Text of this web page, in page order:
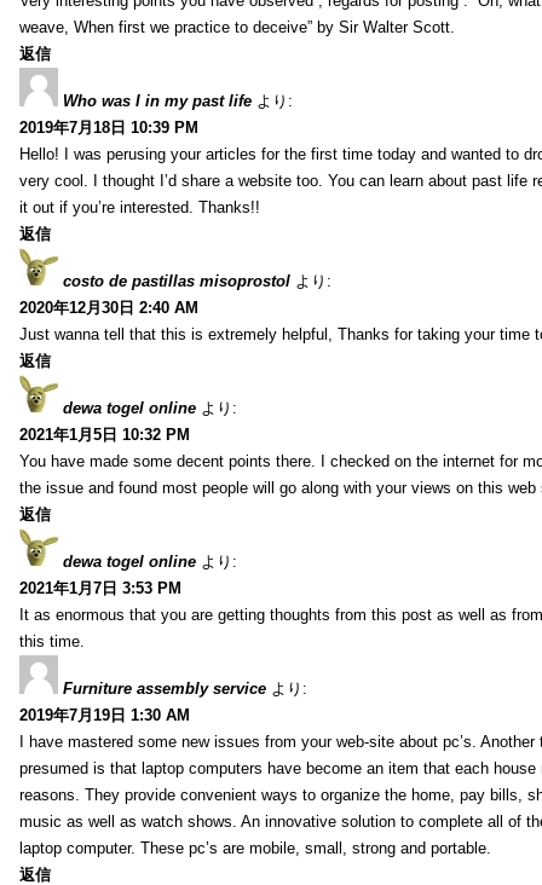
weave, When first we practice to deceive” by Sir Walter Scott.
返信
Who was I in my past life より:
2019年7月18日 10:39 PM
Hello! I was perusing your articles for the first time today and wanted to
very cool. I thought I’d share a website too. You can learn about past life
it out if you’re interested. Thanks!!
返信
costo de pastillas misoprostol より:
2020年12月30日 2:40 AM
Just wanna tell that this is extremely helpful, Thanks for taking your time
返信
dewa togel online より:
2021年1月5日 10:32 PM
You have made some decent points there. I checked on the internet for
the issue and found most people will go along with your views on this web
返信
dewa togel online より:
2021年1月7日 3:53 PM
It as enormous that you are getting thoughts from this post as well as
this time.
Furniture assembly service より:
2019年7月19日 1:30 AM
I have mastered some new issues from your web-site about pc’s. Another
presumed is that laptop computers have become an item that each
reasons. They provide convenient ways to organize the home, pay bills,
music as well as watch shows. An innovative solution to complete all of
laptop computer. These pc’s are mobile, small, strong and portable.
返信